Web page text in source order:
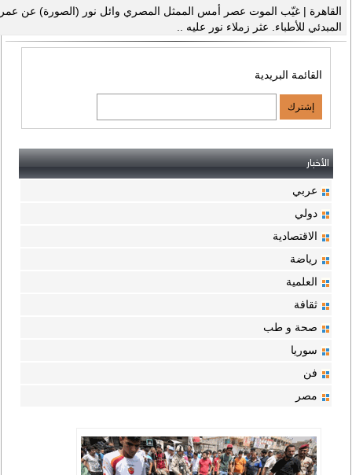
المبدئي للأطباء. عثر زملاء نور عليه ..
القائمة البريدية
الأخبار
عربي
دولي
الاقتصادية
رياضة
العلمية
ثقافة
صحة و طب
سوريا
فن
مصر